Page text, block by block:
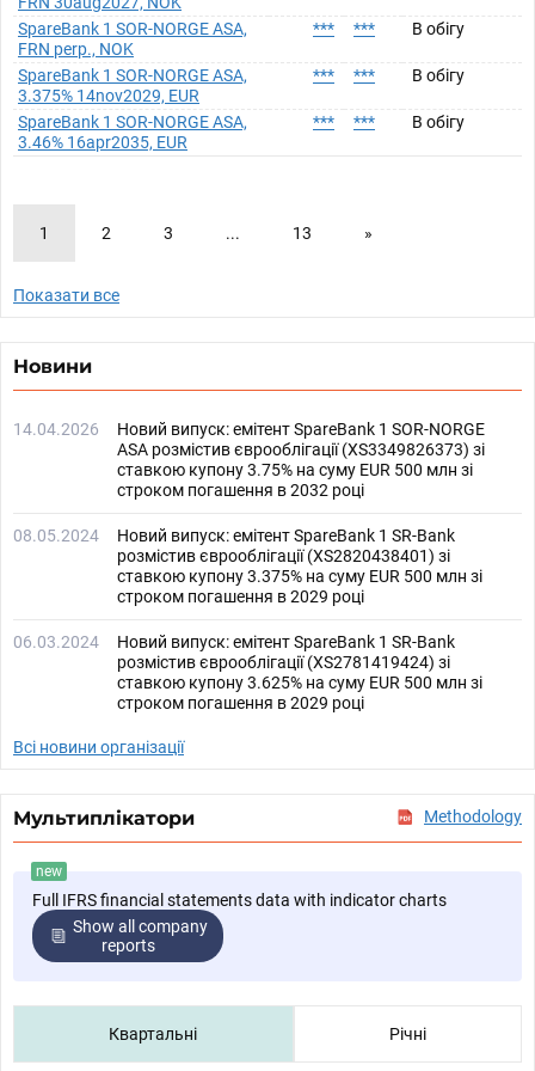
SpareBank 1 SOR-NORGE ASA,
FRN perp., NOK
*** *** В обігу
SpareBank 1 SOR-NORGE ASA,
3.375% 14nov2029, EUR
*** *** В обігу
SpareBank 1 SOR-NORGE ASA,
3.46% 16apr2035, EUR
*** *** В обігу
1 2 3 ... 13 »
Показати все
Новини
14.04.2026
Новий випуск: емітент SpareBank 1 SOR-NORGE
ASA розмістив єврооблігації (XS3349826373) зі
ставкою купону 3.75% на суму EUR 500 млн зі
строком погашення в 2032 році
08.05.2024
Новий випуск: емітент SpareBank 1 SR-Bank
розмістив єврооблігації (XS2820438401) зі
ставкою купону 3.375% на суму EUR 500 млн зі
строком погашення в 2029 році
06.03.2024
Новий випуск: емітент SpareBank 1 SR-Bank
розмістив єврооблігації (XS2781419424) зі
ставкою купону 3.625% на суму EUR 500 млн зі
строком погашення в 2029 році
Всі новини організації
Мультиплікатори Methodology
new
Full IFRS financial statements data with indicator charts
Show all company
reports
Квартальні Річні